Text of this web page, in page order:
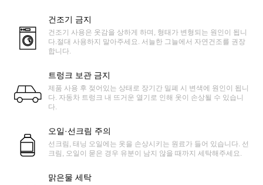
건조기 금지
건조기 사용은 옷감을 상하게 하며, 형태가 변형되는 원인이 됩니
다.절대 사용하지 말아주세요. 서늘한 그늘에서 자연건조를 권장
합니다.
트렁크 보관 금지
제품 사용 후 젖어있는 상태로 장기간 밀폐 시 변색에 원인이 됩니
다. 자동차 트렁크 내 뜨거운 열기로 인해 옷이 손상될 수 있습니
다.
오일·선크림 주의
선크림, 태닝 오일에는 옷을 손상시키는 원료가 들어 있습니다. 선
크림, 오일이 묻은 경우 유분이 남지 않을 때까지 세탁해주세요.
맑은물 세탁